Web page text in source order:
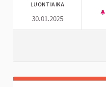
LUONTIAIKA
30.01.2025